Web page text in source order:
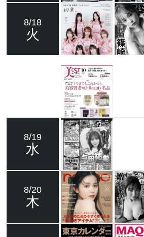
8/18
火
8/19
水
8/20
木